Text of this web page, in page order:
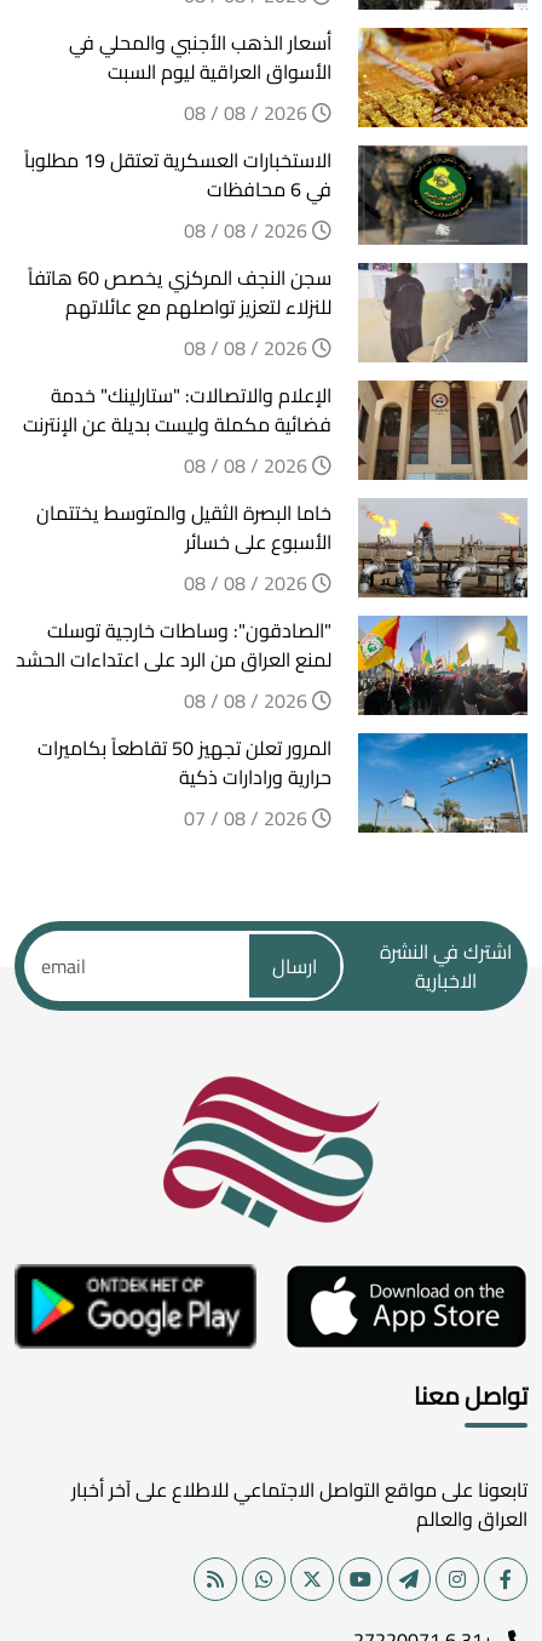
أسعار الذهب الأجنبي والمحلي في
الأسواق العراقية ليوم السبت
الاستخبارات العسكرية تعتقل 19 مطلوباً
في 6 محافظات
سجن النجف المركزي يخصص 60 هاتفاً
للنزلاء لتعزيز تواصلهم مع عائلاتهم
الإعلام والاتصالات: "ستارلينك" خدمة
فضائية مكملة وليست بديلة عن الإنترنت
خاما البصرة الثقيل والمتوسط يختتمان
الأسبوع على خسائر
"الصادقون": وساطات خارجية توسلت
لمنع العراق من الرد على اعتداءات الحشد
المرور تعلن تجهيز 50 تقاطعاً بكاميرات
حرارية ورادارات ذكية
اشترك في النشرة
الاخبارية
ارسال
تواصل معنا
تابعونا على مواقع التواصل الاجتماعي للاطلاع على آخر أخبار
العراق والعالم